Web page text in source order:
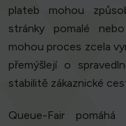
plateb mohou
stránky pomalé
mohou proces zcela
přemýšlejí o
stabilitě zákaznické
Queue-Fair